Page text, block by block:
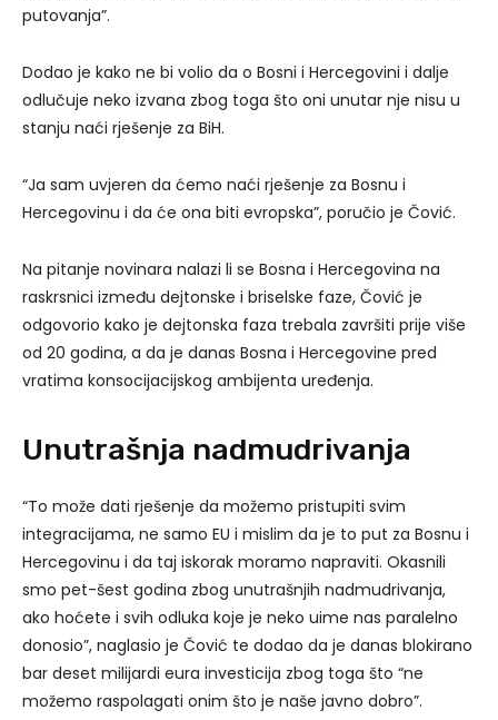
putovanja”.
Dodao je kako ne bi volio da o Bosni i Hercegovini i dalje
odlučuje neko izvana zbog toga što oni unutar nje nisu u
stanju naći rješenje za BiH.
“Ja sam uvjeren da ćemo naći rješenje za Bosnu i
Hercegovinu i da će ona biti evropska”, poručio je Čović.
Na pitanje novinara nalazi li se Bosna i Hercegovina na
raskrsnici između dejtonske i briselske faze, Čović je
odgovorio kako je dejtonska faza trebala završiti prije više
od 20 godina, a da je danas Bosna i Hercegovine pred
vratima konsocijacijskog ambijenta uređenja.
Unutrašnja nadmudrivanja
“To može dati rješenje da možemo pristupiti svim
integracijama, ne samo EU i mislim da je to put za Bosnu i
Hercegovinu i da taj iskorak moramo napraviti. Okasnili
smo pet-šest godina zbog unutrašnjih nadmudrivanja,
ako hoćete i svih odluka koje je neko uime nas paralelno
donosio”, naglasio je Čović te dodao da je danas blokirano
bar deset milijardi eura investicija zbog toga što “ne
možemo raspolagati onim što je naše javno dobro”.